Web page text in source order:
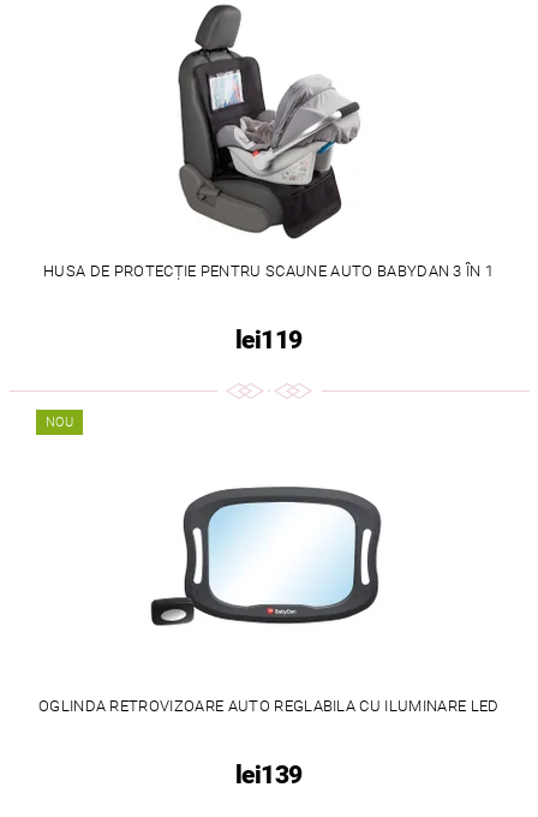
HUSA DE PROTECȚIE PENTRU SCAUNE AUTO BABYDAN 3 ÎN 1
lei119
NOU
OGLINDA RETROVIZOARE AUTO REGLABILA CU ILUMINARE LED
lei139